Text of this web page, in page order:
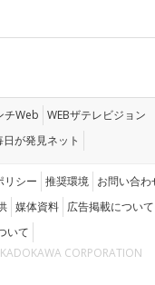
チWeb WEBザテレビジョン
日が発見ネット
リシー 推奨環境 お問い合わ
媒体資料 広告掲載について
いて
CORPORATION